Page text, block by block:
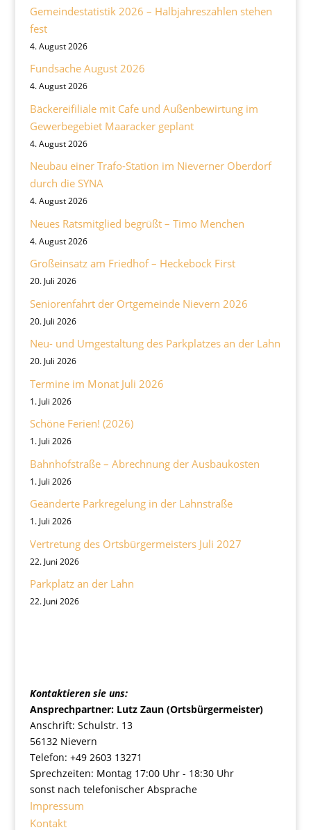
Gemeindestatistik 2026 – Halbjahreszahlen stehen
fest
4. August 2026
Fundsache August 2026
4. August 2026
Bäckereifiliale mit Cafe und Außenbewirtung im
Gewerbegebiet Maaracker geplant
4. August 2026
Neubau einer Trafo-Station im Nieverner Oberdorf
durch die SYNA
4. August 2026
Neues Ratsmitglied begrüßt – Timo Menchen
4. August 2026
Großeinsatz am Friedhof – Heckebock First
20. Juli 2026
Seniorenfahrt der Ortgemeinde Nievern 2026
20. Juli 2026
Neu- und Umgestaltung des Parkplatzes an der Lahn
20. Juli 2026
Termine im Monat Juli 2026
1. Juli 2026
Schöne Ferien! (2026)
1. Juli 2026
Bahnhofstraße – Abrechnung der Ausbaukosten
1. Juli 2026
Geänderte Parkregelung in der Lahnstraße
1. Juli 2026
Vertretung des Ortsbürgermeisters Juli 2027
22. Juni 2026
Parkplatz an der Lahn
22. Juni 2026
Kontaktieren sie uns:
Ansprechpartner: Lutz Zaun (Ortsbürgermeister)
Anschrift: Schulstr. 13
56132 Nievern
Telefon: +49 2603 13271
Sprechzeiten: Montag 17:00 Uhr - 18:30 Uhr
sonst nach telefonischer Absprache
Impressum
Kontakt